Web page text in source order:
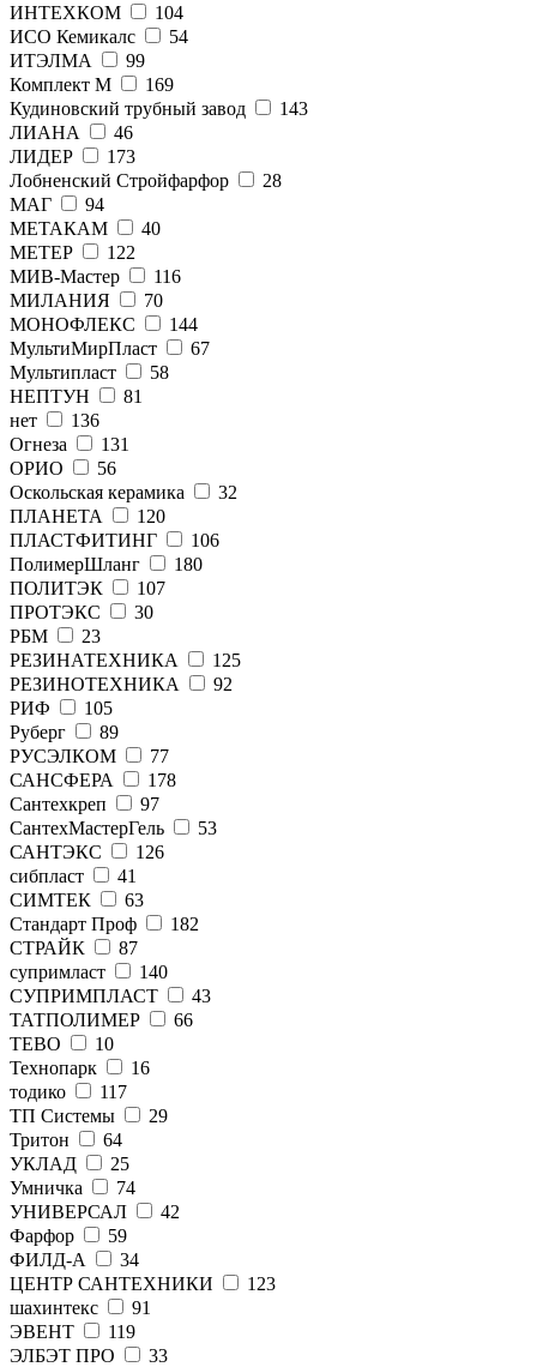
ИНТЕХКОМ
104
ИСО Кемикалс
54
ИТЭЛМА
99
Комплект М
169
Кудиновский трубный завод
143
ЛИАНА
46
ЛИДЕР
173
Лобненский Стройфарфор
28
МАГ
94
МЕТАКАМ
40
МЕТЕР
122
МИВ-Мастер
116
МИЛАНИЯ
70
МОНОФЛЕКС
144
МультиМирПласт
67
Мультипласт
58
НЕПТУН
81
нет
136
Огнеза
131
ОРИО
56
Оскольская керамика
32
ПЛАНЕТА
120
ПЛАСТФИТИНГ
106
ПолимерШланг
180
ПОЛИТЭК
107
ПРОТЭКС
30
РБМ
23
РЕЗИНАТЕХНИКА
125
РЕЗИНОТЕХНИКА
92
РИФ
105
Руберг
89
РУСЭЛКОМ
77
САНСФЕРА
178
Сантехкреп
97
СантехМастерГель
53
САНТЭКС
126
сибпласт
41
СИМТЕК
63
Стандарт Проф
182
СТРАЙК
87
супримласт
140
СУПРИМПЛАСТ
43
ТАТПОЛИМЕР
66
ТЕВО
10
Технопарк
16
тодико
117
ТП Системы
29
Тритон
64
УКЛАД
25
Умничка
74
УНИВЕРСАЛ
42
Фарфор
59
ФИЛД-А
34
ЦЕНТР САНТЕХНИКИ
123
шахинтекс
91
ЭВЕНТ
119
ЭЛБЭТ ПРО
33